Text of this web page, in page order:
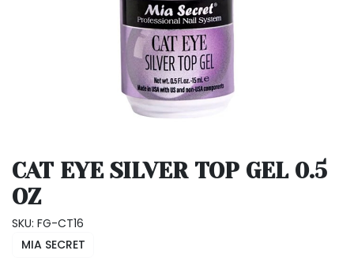
CAT EYE SILVER TOP GEL 0.5
OZ
SKU: FG-CT16
MIA SECRET